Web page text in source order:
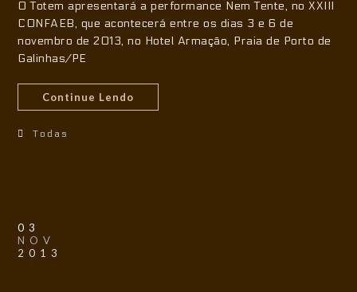
O Totem apresentará a performance Nem Tente, no XXIII
CONFAEB, que acontecerá entre os dias 3 e 6 de
novembro de 2013, no Hotel Armação, Praia de Porto de
Galinhas/PE
Continue Lendo
Todas
03
NOV
2013